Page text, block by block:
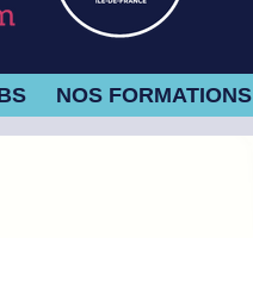
NOS FORMATIONS